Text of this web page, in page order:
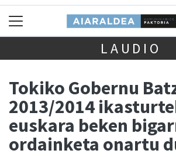
LAUDIO
Tokiko Gobernu
2013/2014
euskara beken
ordainketa onartu